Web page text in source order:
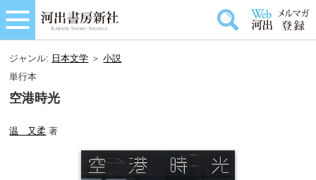
ジャンル: 日本文学 ＞小説
単行本
空港時光
温 又柔 著